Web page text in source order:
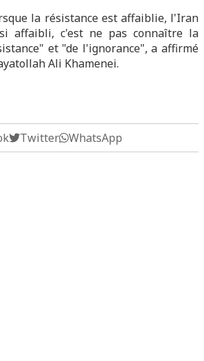
la résistance est affaiblie, l'Iran
affaibli, c'est ne pas connaître la
et "de l'ignorance", a affirmé
Ali Khamenei.
Twitter WhatsApp